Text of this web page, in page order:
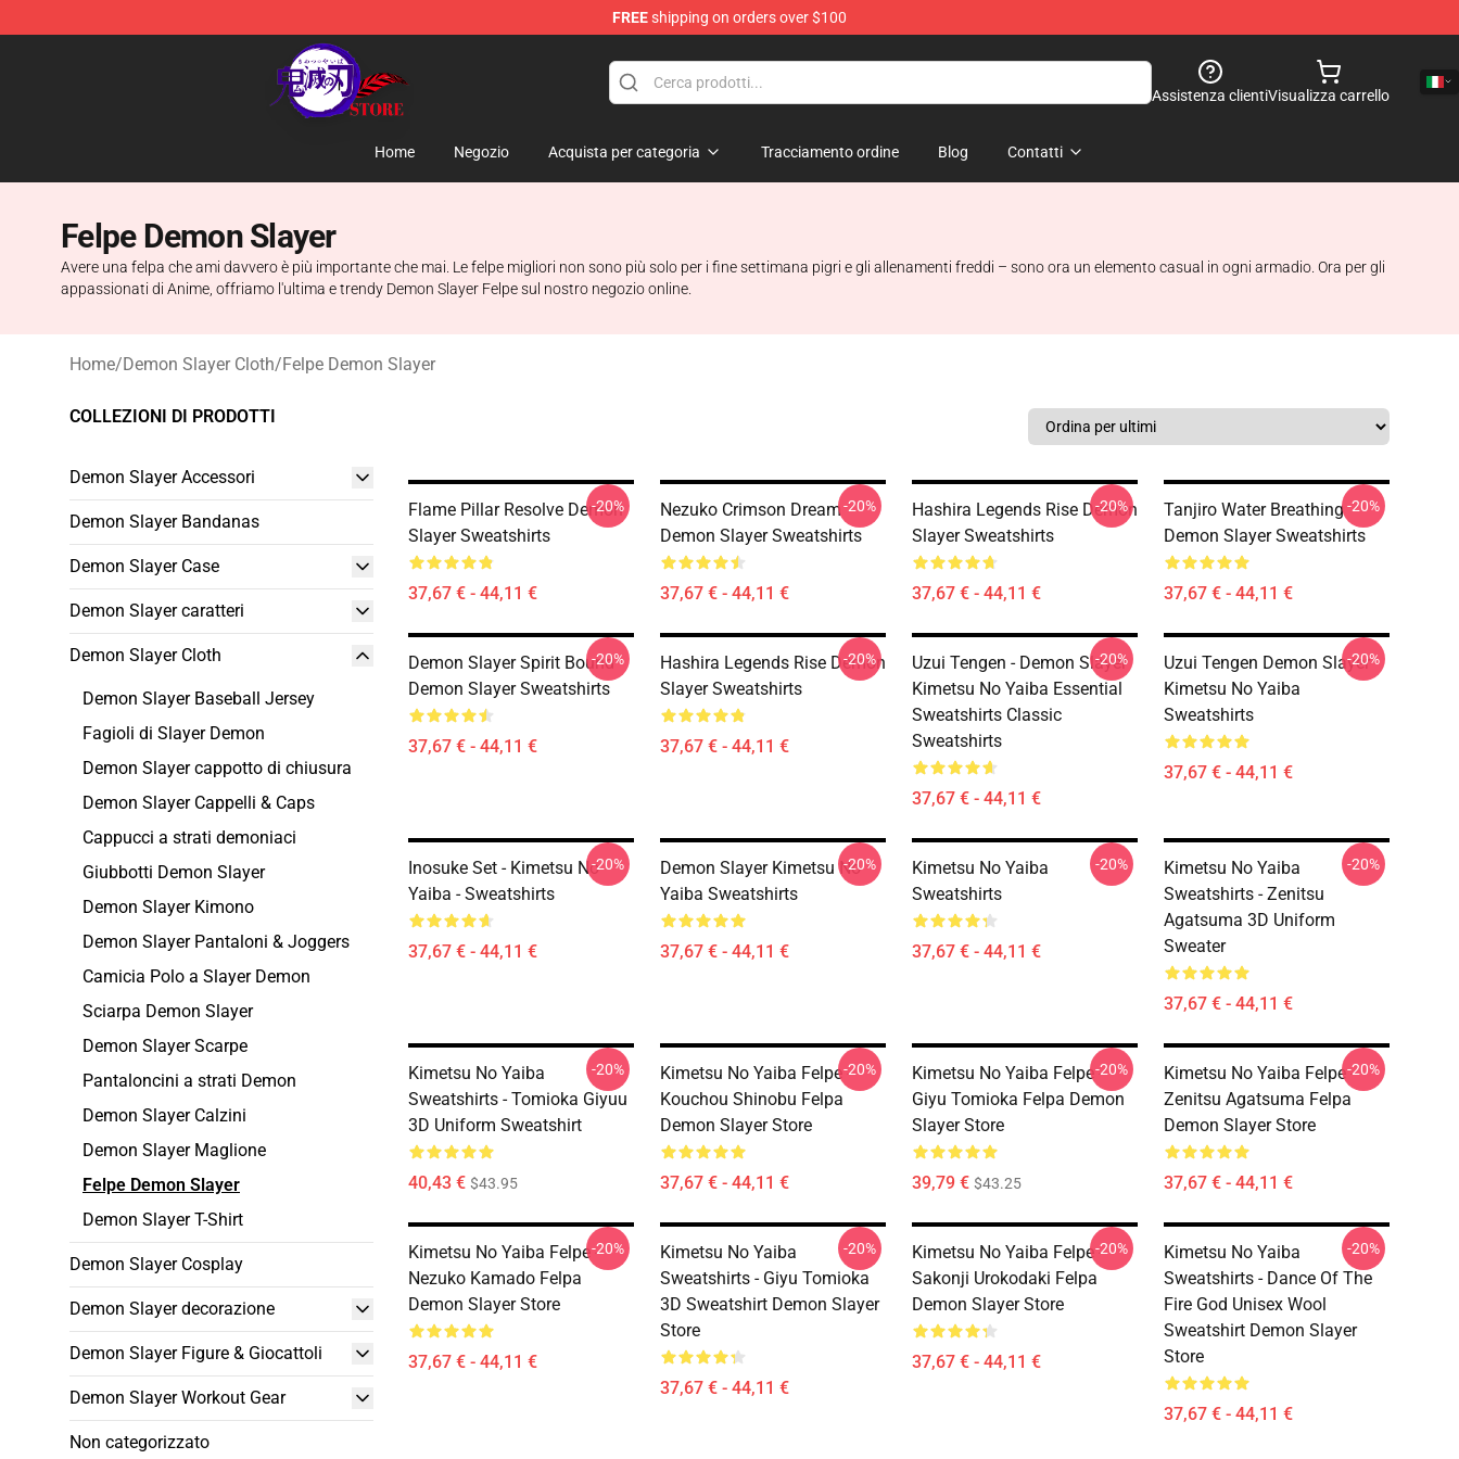
FREEshipping on orders over $100
Kimetsu no Yaiba Store - Official Kimetsu no Yaiba Merchandise Shop
Assistenza clientiVisualizza carrello
Home Negozio Acquista per categoria Tracciamento ordine Blog Contatti
Felpe Demon Slayer
Avere una felpa che ami davvero è più importante che mai. Le felpe migliori non sono più solo per i fine settimana pigri e gli allenamenti freddi – sono ora un elemento casual in ogni armadio. Ora per gli
appassionati di Anime, offriamo l'ultima e trendy Demon Slayer Felpe sul nostro negozio online.
Home/Demon Slayer Cloth/Felpe Demon Slayer
COLLEZIONI DI PRODOTTI
Demon Slayer Accessori
Demon Slayer Bandanas
Demon Slayer Case
Demon Slayer caratteri
Demon Slayer Cloth
Demon Slayer Baseball Jersey
Fagioli di Slayer Demon
Demon Slayer cappotto di chiusura
Demon Slayer Cappelli & Caps
Cappucci a strati demoniaci
Giubbotti Demon Slayer
Demon Slayer Kimono
Demon Slayer Pantaloni & Joggers
Camicia Polo a Slayer Demon
Sciarpa Demon Slayer
Demon Slayer Scarpe
Pantaloncini a strati Demon
Demon Slayer Calzini
Demon Slayer Maglione
Felpe Demon Slayer
Demon Slayer T-Shirt
Demon Slayer Cosplay
Demon Slayer decorazione
Demon Slayer Figure & Giocattoli
Demon Slayer Workout Gear
Non categorizzato
Flame Pillar Resolve Demon
Slayer Sweatshirts
37,67 € - 44,11 €
-20%
Nezuko Crimson Dream
Demon Slayer Sweatshirts
37,67 € - 44,11 €
-20%
Hashira Legends Rise Demon
Slayer Sweatshirts
37,67 € - 44,11 €
-20%
Tanjiro Water Breathing
Demon Slayer Sweatshirts
37,67 € - 44,11 €
-20%
Demon Slayer Spirit Bound
Demon Slayer Sweatshirts
37,67 € - 44,11 €
-20%
Hashira Legends Rise Demon
Slayer Sweatshirts
37,67 € - 44,11 €
-20%
Uzui Tengen - Demon Slayer
Kimetsu No Yaiba Essential
Sweatshirts Classic
Sweatshirts
37,67 € - 44,11 €
-20%
Uzui Tengen Demon Slayer
Kimetsu No Yaiba
Sweatshirts
37,67 € - 44,11 €
-20%
Inosuke Set - Kimetsu No
Yaiba - Sweatshirts
37,67 € - 44,11 €
-20%
Demon Slayer Kimetsu No
Yaiba Sweatshirts
37,67 € - 44,11 €
-20%
Kimetsu No Yaiba
Sweatshirts
37,67 € - 44,11 €
-20%
Kimetsu No Yaiba
Sweatshirts - Zenitsu
Agatsuma 3D Uniform
Sweater
37,67 € - 44,11 €
-20%
Kimetsu No Yaiba
Sweatshirts - Tomioka Giyuu
3D Uniform Sweatshirt
40,43 € $43.95
-20%
Kimetsu No Yaiba Felpe -
Kouchou Shinobu Felpa
Demon Slayer Store
37,67 € - 44,11 €
-20%
Kimetsu No Yaiba Felpe -
Giyu Tomioka Felpa Demon
Slayer Store
39,79 € $43.25
-20%
Kimetsu No Yaiba Felpe -
Zenitsu Agatsuma Felpa
Demon Slayer Store
37,67 € - 44,11 €
-20%
Kimetsu No Yaiba Felpe -
Nezuko Kamado Felpa
Demon Slayer Store
37,67 € - 44,11 €
-20%
Kimetsu No Yaiba
Sweatshirts - Giyu Tomioka
3D Sweatshirt Demon Slayer
Store
37,67 € - 44,11 €
-20%
Kimetsu No Yaiba Felpe -
Sakonji Urokodaki Felpa
Demon Slayer Store
37,67 € - 44,11 €
-20%
Kimetsu No Yaiba
Sweatshirts - Dance Of The
Fire God Unisex Wool
Sweatshirt Demon Slayer
Store
37,67 € - 44,11 €
-20%